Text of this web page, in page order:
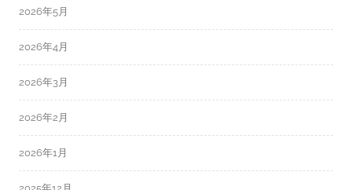
2026年5月
2026年4月
2026年3月
2026年2月
2026年1月